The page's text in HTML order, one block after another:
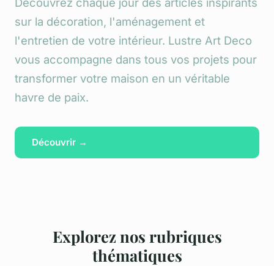
sur la décoration, l'aménagement et
l'entretien de votre intérieur. Lustre Art Deco
vous accompagne dans tous vos projets pour
transformer votre maison en un véritable
havre de paix.
Découvrir →
Explorez nos rubriques
thématiques